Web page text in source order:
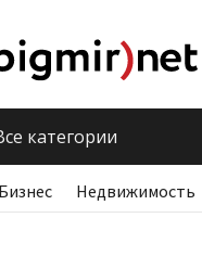
категории
Бизнес Недвижимость